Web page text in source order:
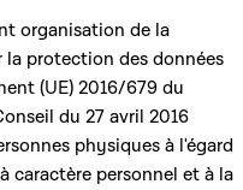
organisation de la
protection des données
(UE) 2016/679 du
du 27 avril 2016
physiques à l'égard
caractère personnel et à la